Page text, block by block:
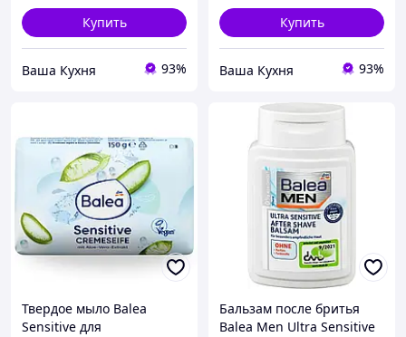
Купить
Ваша Кухня 93%
Купить
Ваша Кухня 93%
Твердое мыло Balea
Sensitive для
Бальзам после бритья
Balea Men Ultra Sensitive